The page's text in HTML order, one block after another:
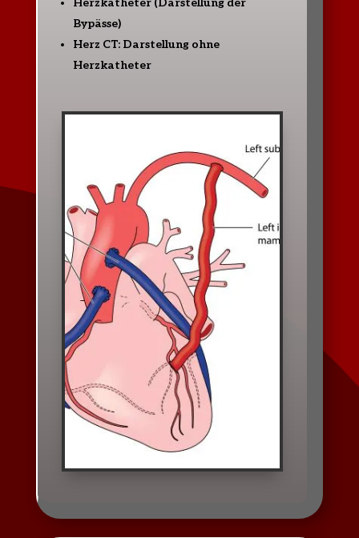
Herzkatheter (Darstellung der
Bypässe)
Herz CT: Darstellung ohne
Herzkatheter